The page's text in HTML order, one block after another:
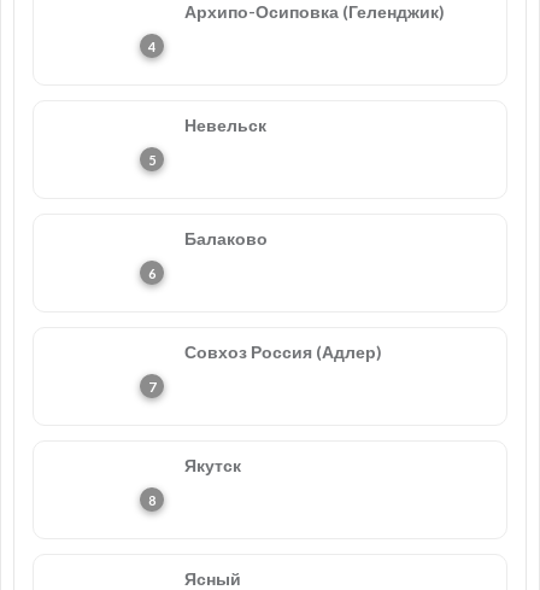
Архипо-Осиповка (Геленджик)
Невельск
Балаково
Совхоз Россия (Адлер)
Якутск
Ясный